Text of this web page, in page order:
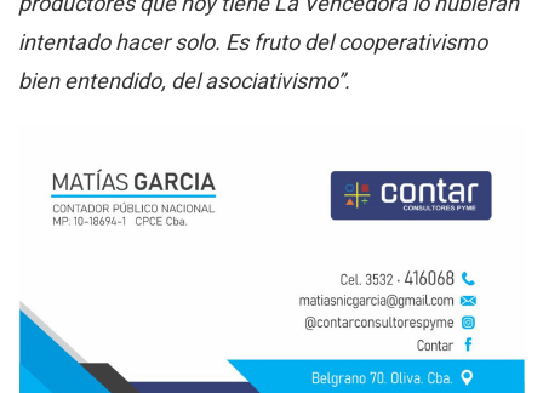
intentado hacer solo. Es fruto del cooperativismo
bien entendido, del asociativismo”.